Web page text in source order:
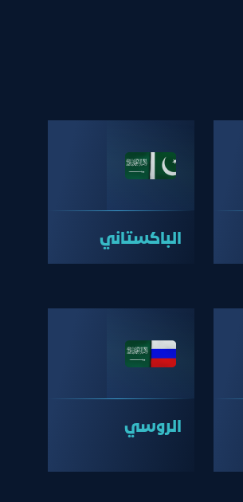
الباكستاني
الروسي